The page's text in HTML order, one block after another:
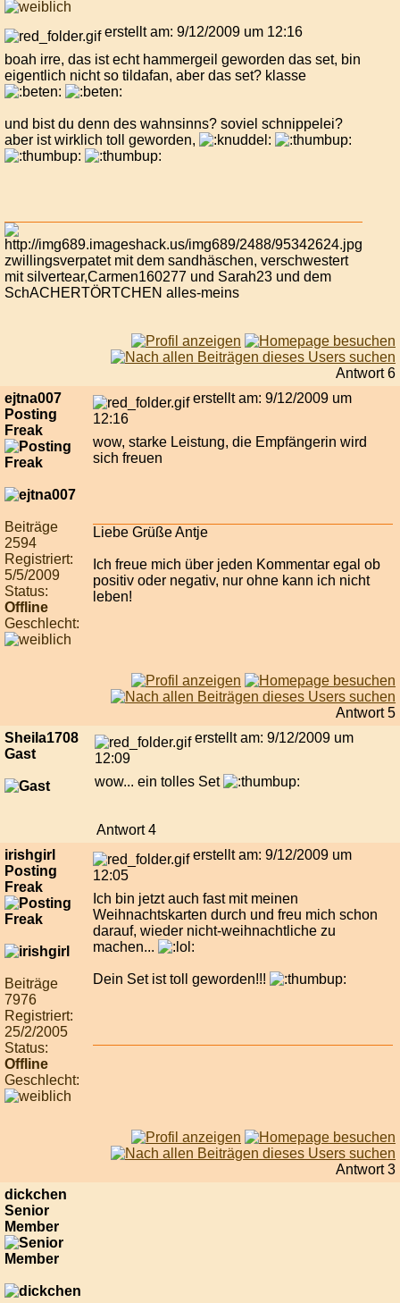
erstellt am: 9/12/2009 um 12:16
boah irre, das ist echt hammergeil geworden das set, bin
eigentlich nicht so tildafan, aber das set? klasse
und bist du denn des wahnsinns? soviel schnippelei?
aber ist wirklich toll geworden,
zwillingsverpatet mit dem sandhäschen, verschwestert
mit silvertear,Carmen160277 und Sarah23 und dem
SchACHERTÖRTCHEN alles-meins
Antwort 6
ejtna007
Posting
Freak
Beiträge
2594
Registriert:
5/5/2009
Status:
Offline
Geschlecht:
erstellt am: 9/12/2009 um
12:16
wow, starke Leistung, die Empfängerin wird
sich freuen
Liebe Grüße Antje
Ich freue mich über jeden Kommentar egal ob
positiv oder negativ, nur ohne kann ich nicht
leben!
Antwort 5
Sheila1708
Gast
erstellt am: 9/12/2009 um
12:09
wow... ein tolles Set
Antwort 4
irishgirl
Posting
Freak
Beiträge
7976
Registriert:
25/2/2005
Status:
Offline
Geschlecht:
erstellt am: 9/12/2009 um
12:05
Ich bin jetzt auch fast mit meinen
Weihnachtskarten durch und freu mich schon
darauf, wieder nicht-weihnachtliche zu
machen...
Dein Set ist toll geworden!!!
Antwort 3
dickchen
Senior
Member